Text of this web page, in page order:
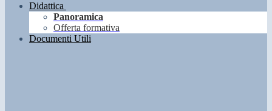
Didattica
Panoramica
Offerta formativa
Documenti Utili